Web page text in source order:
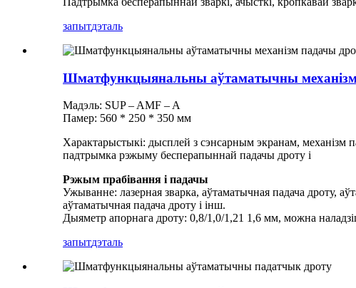
запытдэталь
Шматфункцыянальны аўтаматычны
Мадэль: SUP – AMF – A
Памер: 560 * 250 * 350 мм
Характарыстыкі: дысплей з сэнсарным экранам, механізм
падтрымка рэжыму бесперапыннай падачы дроту і
Рэжым прабівання і падачы
Ужыванне: лазерная зварка, аўтаматычная падача дроту,
аўтаматычная падача дроту і інш.
Дыяметр апорнага дроту: 0,8/1,0/1,21 1,6 мм, можна
запытдэталь